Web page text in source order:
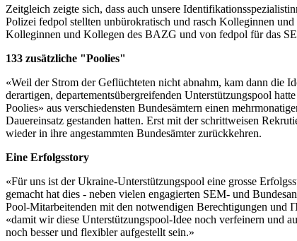
Zeitgleich zeigte sich, dass auch unsere
Polizei fedpol stellten unbürokratisch und rasch Kolleginnen
Kolleginnen und Kollegen des BAZG und von fedpol für das
133 zusätzliche "Poolies"
«Weil der Strom der Geflüchteten nicht abnahm, kam dann die
derartigen, departementsübergreifenden Unterstützungspool
Poolies» aus verschiedensten Bundesämtern einen
Dauereinsatz gestanden hatten. Erst mit der schrittweisen
wieder in ihre angestammten Bundesämter zurückkehren.
Eine Erfolgsstory
«Für uns ist der Ukraine-Unterstützungspool eine grosse
gemacht hat dies - neben vielen engagierten SEM- und
Pool-Mitarbeitenden mit den notwendigen Berechtigungen und
«damit wir diese Unterstützungspool-Idee noch verfeinern und
noch besser und flexibler aufgestellt sein.»